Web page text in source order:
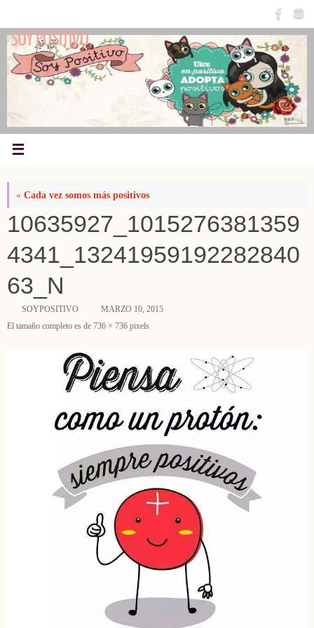
contenido
SOY POSITIVO
« Cada vez somos más positivos
10635927_1015276381359
4341_13241959192282840
63_N
SOYPOSITIVO
MARZO 10, 2015
El tamaño completo es de 736 × 736 pixels